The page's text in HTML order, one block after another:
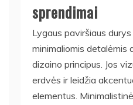
sprendimai
Lygaus paviršiaus
minimaliomis detalėmis
dizaino principus. Jos
erdvės ir leidžia
elementus.